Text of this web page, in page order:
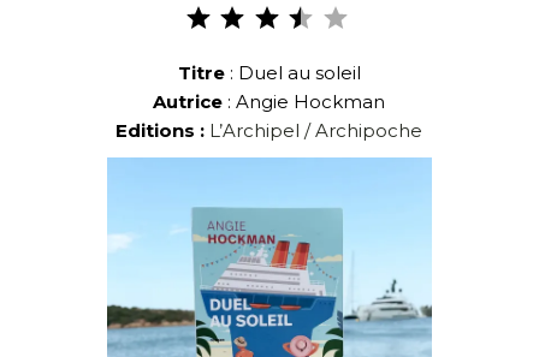
Titre: Duel au soleil
Autrice : Angie Hockman
Editions : L’Archipel / Archipoche